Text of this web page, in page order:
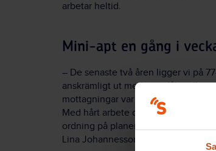
arbetar heltid.
Mini-apt en gång i
– De senaste två åren ligger vi på
anskrämligt ut med jättedålig
mottagningar var röda och vi tänkte
Med hårt arbete och rätt fördelning
ordning på planeringen. Men det
Lina Johannesson och fortsätter: